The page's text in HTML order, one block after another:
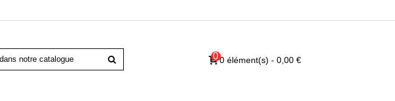
00 élément(s) - 0,00 €